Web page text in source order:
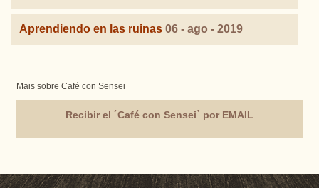
Aprendiendo en las ruinas 06 - ago - 2019
Mais sobre Café con Sensei
Recibir el ´Café con Sensei` por EMAIL